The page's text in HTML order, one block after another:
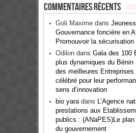
Commentaires récents
Goli Maximedans
Gouvernance foncière en
Promouvoir la sécurisation
Odilondans Gala des 100
plus dynamiques du Bénin
des meilleures Entreprises
célébré pour leur
sens d’innovation
bio yaradans
L’Agence
prestations aux
publics : (ANaPES)Le
du gouvernement